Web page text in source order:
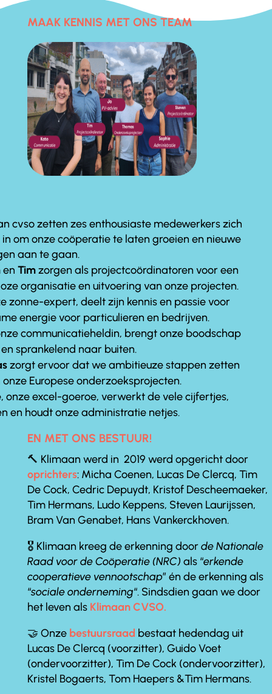
MAAK KENNIS MET ONS TEAM
cvso zetten zes enthousiaste medewerkers zich
om onze coöperatie te laten groeien en nieuwe
aan te gaan.
en Timzorgen als projectcoördinatoren voor een
organisatie en uitvoering van onze projecten.
zonne-expert, deelt zijn kennis en passie voor
energie voor particulieren en bedrijven.
communicatieheldin, brengt onze boodschap
sprankelend naar buiten.
zorgt ervoor dat we ambitieuze stappen zetten
Europese onderzoeksprojecten.
, onze excel-goeroe, verwerkt de vele cijfertjes,
en houdt onze administratie netjes.
EN MET ONS BESTUUR!
🔨 Klimaan werd in 2019 werd opgericht door
oprichters: Micha Coenen, Lucas De Clercq, Tim
De Cock, Cedric Depuydt, Kristof Descheemaeker,
Tim Hermans, Ludo Keppens, Steven Laurijssen,
Bram Van Genabet, Hans Vankerckhoven.
🎖️ Klimaan kreeg de erkenning doorde Nationale
Raad voor de Coöperatie (NRC) als “erkende
cooperatieve vennootschap” én de erkenning als
“sociale onderneming“. Sindsdien gaan we door
het leven als Klimaan CVSO.
🤝 Onze bestuursraad bestaat hedendag uit
Lucas De Clercq (voorzitter), Guido Voet
(ondervoorzitter), Tim De Cock (ondervoorzitter),
Kristel Bogaerts, Tom Haepers &Tim Hermans.